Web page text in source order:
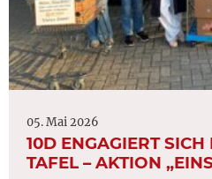
05. Mai 2026
10D ENGAGIERT
TAFEL – AKTION